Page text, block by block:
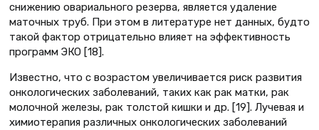
снижению овариального резерва, является удаление
маточных труб. При этом в литературе нет данных, будто
такой фактор отрицательно влияет на эффективность
программ ЭКО [18].
Известно, что с возрастом увеличивается риск развития
онкологических заболеваний, таких как рак матки, рак
молочной железы, рак толстой кишки и др. [19]. Лучевая и
химиотерапия различных онкологических заболеваний